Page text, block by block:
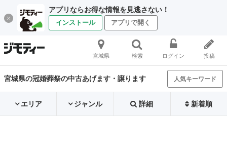
アプリならお得な情報を見逃さない！
インストール アプリで開く
宮城県 検索 ログイン 投稿
宮城県の冠婚葬祭の中古あげます・譲ります 人気キーワード
エリア ジャンル 詳細 新着順